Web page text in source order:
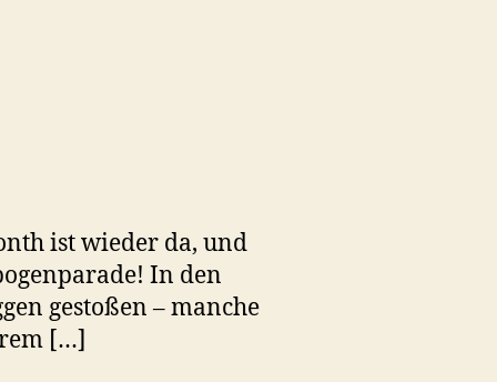
ist wieder da, und
In den
gestoßen – manche
[…]